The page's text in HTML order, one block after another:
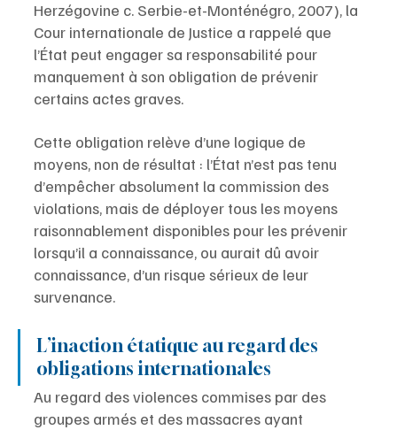
Herzégovine c. Serbie-et-Monténégro, 2007), la
Cour internationale de Justice a rappelé que
l’État peut engager sa responsabilité pour
manquement à son obligation de prévenir
certains actes graves.
Cette obligation relève d’une logique de
moyens, non de résultat : l’État n’est pas tenu
d’empêcher absolument la commission des
violations, mais de déployer tous les moyens
raisonnablement disponibles pour les prévenir
lorsqu’il a connaissance, ou aurait dû avoir
connaissance, d’un risque sérieux de leur
survenance.
L’inaction étatique au regard des
obligations internationales
Au regard des violences commises par des
groupes armés et des massacres ayant